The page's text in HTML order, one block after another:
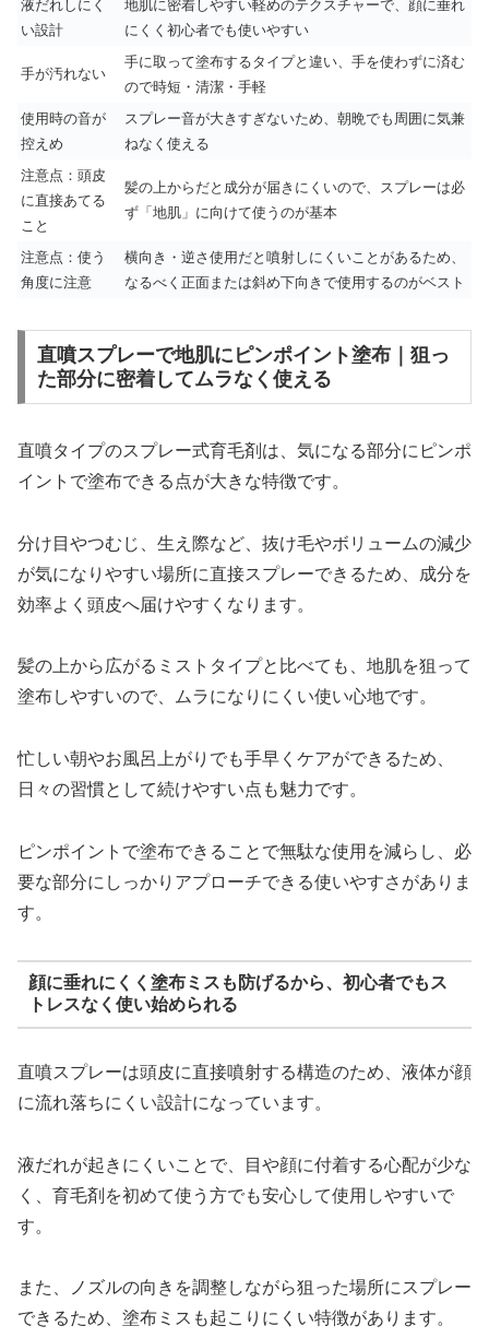
液だれしにく
い設計
地肌に密着しやすい軽めのテクスチャーで、顔に垂れ
にくく初心者でも使いやすい
手が汚れない
手に取って塗布するタイプと違い、手を使わずに済む
ので時短・清潔・手軽
使用時の音が
控えめ
スプレー音が大きすぎないため、朝晩でも周囲に気兼
ねなく使える
注意点：頭皮
に直接あてる
こと
髪の上からだと成分が届きにくいので、スプレーは必
ず「地肌」に向けて使うのが基本
注意点：使う
角度に注意
横向き・逆さ使用だと噴射しにくいことがあるため、
なるべく正面または斜め下向きで使用するのがベスト
直噴スプレーで地肌にピンポイント塗布｜狙っ
た部分に密着してムラなく使える
直噴タイプのスプレー式育毛剤は、気になる部分にピンポ
イントで塗布できる点が大きな特徴です。
分け目やつむじ、生え際など、抜け毛やボリュームの減少
が気になりやすい場所に直接スプレーできるため、成分を
効率よく頭皮へ届けやすくなります。
髪の上から広がるミストタイプと比べても、地肌を狙って
塗布しやすいので、ムラになりにくい使い心地です。
忙しい朝やお風呂上がりでも手早くケアができるため、
日々の習慣として続けやすい点も魅力です。
ピンポイントで塗布できることで無駄な使用を減らし、必
要な部分にしっかりアプローチできる使いやすさがありま
す。
顔に垂れにくく塗布ミスも防げるから、初心者でもス
トレスなく使い始められる
直噴スプレーは頭皮に直接噴射する構造のため、液体が顔
に流れ落ちにくい設計になっています。
液だれが起きにくいことで、目や顔に付着する心配が少な
く、育毛剤を初めて使う方でも安心して使用しやすいで
す。
また、ノズルの向きを調整しながら狙った場所にスプレー
できるため、塗布ミスも起こりにくい特徴があります。